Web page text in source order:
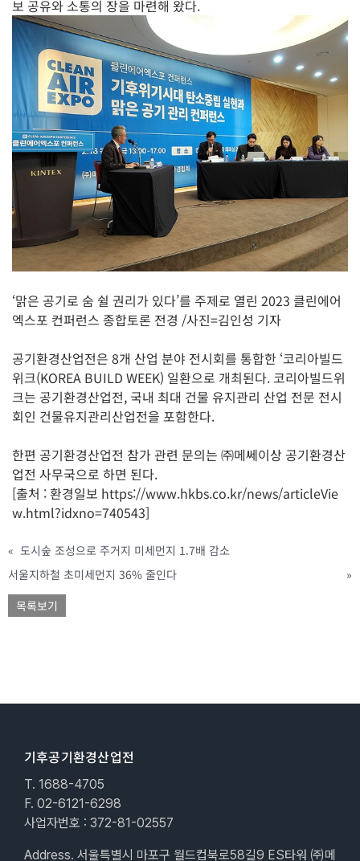
보 공유와 소통의 장을 마련해 왔다.
‘맑은 공기로 숨 쉴 권리가 있다’를 주제로 열린 2023 클린에어
엑스포 컨퍼런스 종합토론 전경 /사진=김인성 기자
공기환경산업전은 8개 산업 분야 전시회를 통합한 ‘코리아빌드
위크(KOREA BUILD WEEK) 일환으로 개최된다. 코리아빌드위
크는 공기환경산업전, 국내 최대 건물 유지관리 산업 전문 전시
회인 건물유지관리산업전을 포함한다.
한편 공기환경산업전 참가 관련 문의는 ㈜메쎄이상 공기환경산
업전 사무국으로 하면 된다.
[출처 : 환경일보 https://www.hkbs.co.kr/news/articleVie
w.html?idxno=740543]
« 도시숲 조성으로 주거지 미세먼지 1.7배 감소
서울지하철 초미세먼지 36% 줄인다
»
목록보기
기후공기환경산업전
T. 1688-4705
F. 02-6121-6298
사업자번호 : 372-81-02557
Address. 서울특별시 마포구 월드컵북로58길9 ES타워 ㈜메